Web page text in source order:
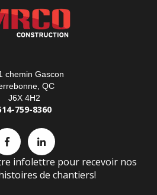
chemin Gascon
QC
J6X 4H2
759-8360
infolettre pour recevoir nos
de chantiers!